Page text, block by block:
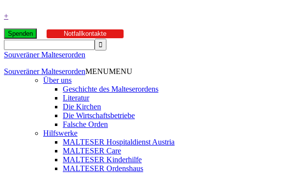
+
Spenden Notfallkontakte
Souveräner Malteserorden
Souveräner MalteserordenMENUMENU
Über uns
Geschichte des Malteserordens
Literatur
Die Kirchen
Die Wirtschaftsbetriebe
Falsche Orden
Hilfswerke
MALTESER Hospitaldienst Austria
MALTESER Care
MALTESER Kinderhilfe
MALTESER Ordenshaus